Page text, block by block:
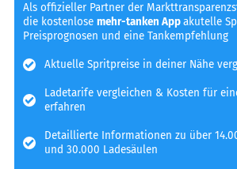
Als offizieller Partner der
die kostenlosemehr-tanken Appakutelle
Preisprognosen und eine Tankempfehlung
Aktuelle Spritpreise in deiner Nähe
Ladetarife vergleichen & Kosten für
erfahren
Detaillierte Informationen zu über
und 30.000 Ladesäulen